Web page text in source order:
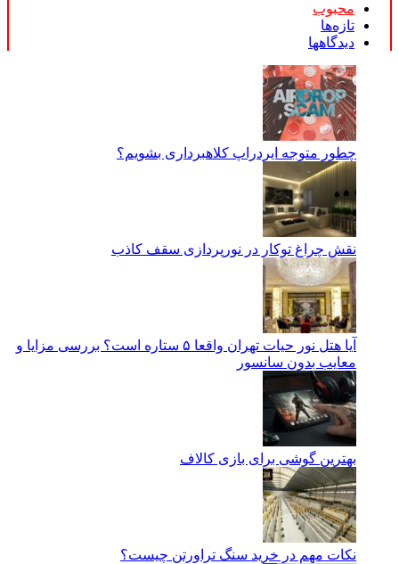
محبوب
تازه‌ها
دیدگاهها
چطور متوجه ایردراپ کلاهبرداری بشویم؟
نقش چراغ توکار در نورپردازی سقف کاذب
آیا هتل نور حیات تهران واقعا ۵ ستاره است؟ بررسی مزایا و
معایب بدون سانسور
بهترین گوشی برای بازی کالاف
نکات مهم در خرید سنگ تراورتن چیست؟